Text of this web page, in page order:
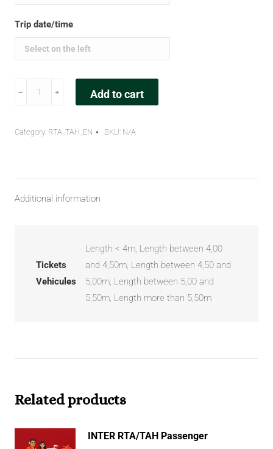
Trip date/time
﹣ ﹢ Add to cart
Category: RTA_TAH_EN SKU: N/A
Additional information
Tickets
Vehicules
Length < 4m, Length between 4,00
and 4,50m, Length between 4,50 and
5,00m, Length between 5,00 and
5,50m, Length more than 5,50m
Related products
INTER RTA/TAH Passenger